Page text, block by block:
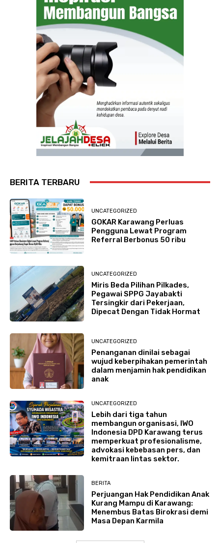
BERITA TERBARU
UNCATEGORIZED
GOKAR Karawang Perluas
Pengguna Lewat Program
Referral Berbonus 50 ribu
UNCATEGORIZED
Miris Beda Pilihan Pilkades,
Pegawai SPPG Jayabakti
Tersingkir dari Pekerjaan,
Dipecat Dengan Tidak Hormat
UNCATEGORIZED
Penanganan dinilai sebagai
wujud keberpihakan pemerintah
dalam menjamin hak pendidikan
anak
UNCATEGORIZED
Lebih dari tiga tahun
membangun organisasi, IWO
Indonesia DPD Karawang terus
memperkuat profesionalisme,
advokasi kebebasan pers, dan
kemitraan lintas sektor.
BERITA
Perjuangan Hak Pendidikan Anak
Kurang Mampu di Karawang:
Menembus Batas Birokrasi demi
Masa Depan Karmila